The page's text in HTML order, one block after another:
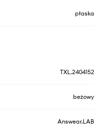
płaska
TXL.2404152
beżowy
Answear.LAB